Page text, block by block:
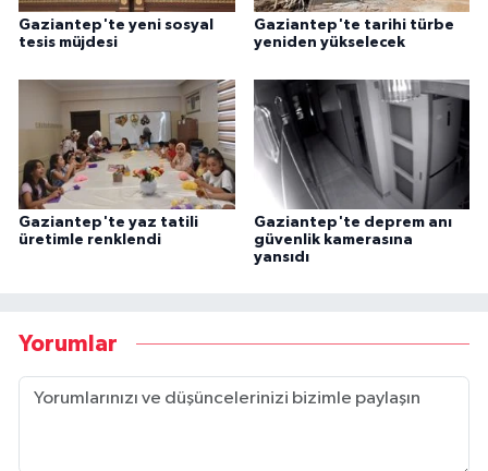
Gaziantep'te yeni sosyal
tesis müjdesi
Gaziantep'te tarihi türbe
yeniden yükselecek
Gaziantep'te yaz tatili
üretimle renklendi
Gaziantep'te deprem anı
güvenlik kamerasına
yansıdı
Yorumlar